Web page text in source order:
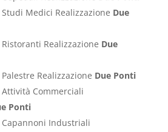
Medici Realizzazione Due
Realizzazione Due
Realizzazione Due Ponti
Commerciali
Ponti
Industriali